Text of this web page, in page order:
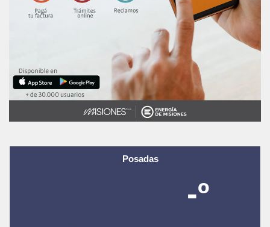
Posadas
-º